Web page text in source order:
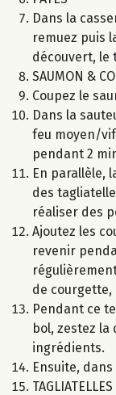
Dans la
remuez puis
découvert, le
SAUMON &
Coupez le
Dans la
feu moyen/
pendant 2
En parallèle,
des
réaliser des
Ajoutez les
revenir
de courgette,
Pendant ce
bol, zestez
ingrédients.
Ensuite,